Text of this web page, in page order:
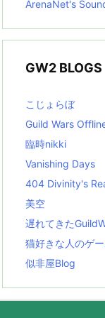
ArenaNet's
GW2 BLOGS
こじょらぼ
Guild Wars
臨時nikki
Vanishing Days
404 Divinity's
美空
遅れてきた
猫好きな人のゲー
似非屋Blog